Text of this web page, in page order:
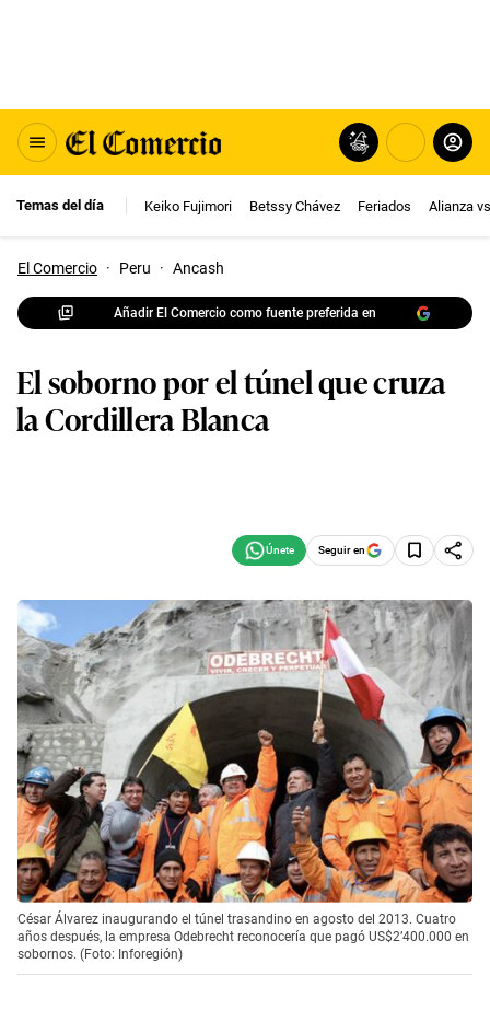
Temas del día Keiko Fujimori Betssy Chávez Feriados Alianza
El Comercio · Peru · Ancash
Añadir El Comercio como fuente preferida en
El soborno por el túnel que cruza
la Cordillera Blanca
Seguir en
César Álvarez inaugurando el túnel trasandino en agosto del 2013. Cuatro
años después, la empresa Odebrecht reconocería que pagó US$2’400.000 en
sobornos. (Foto: Inforegión)